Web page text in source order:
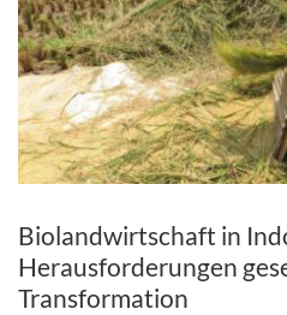
Biolandwirtschaft in
Herausforderungen
Transformation